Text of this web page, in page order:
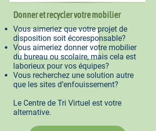
Donner et recycler votre mobilier
Vous aimeriez que votre projet de
disposition soit écoresponsable?
Vous aimeriez donner votre mobilier
du bureau ou scolaire, mais cela est
laborieux pour vos équipes?
Vous recherchez une solution autre
que les sites d’enfouissement?
Le Centre de Tri Virtuel est votre
alternative.